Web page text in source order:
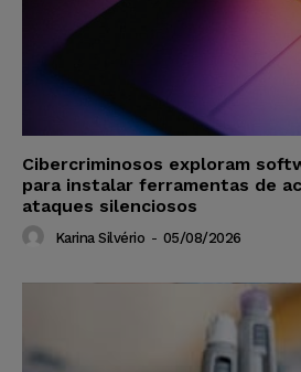
Cibercriminosos exploram
para instalar ferramentas de
ataques silenciosos
Karina Silvério - 05/08/2026